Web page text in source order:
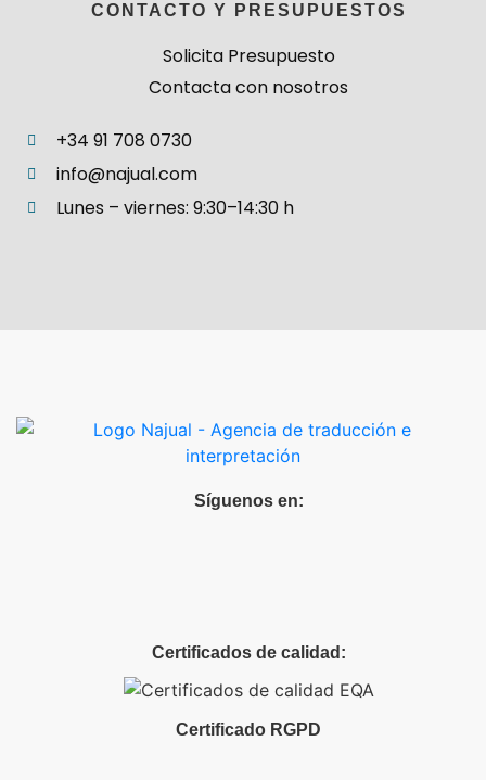
CONTACTO Y PRESUPUESTOS
Solicita Presupuesto
Contacta con nosotros
+34 91 708 0730
info@najual.com
Lunes – viernes: 9:30–14:30 h
Síguenos en:
Certificados de calidad:
Certificado RGPD